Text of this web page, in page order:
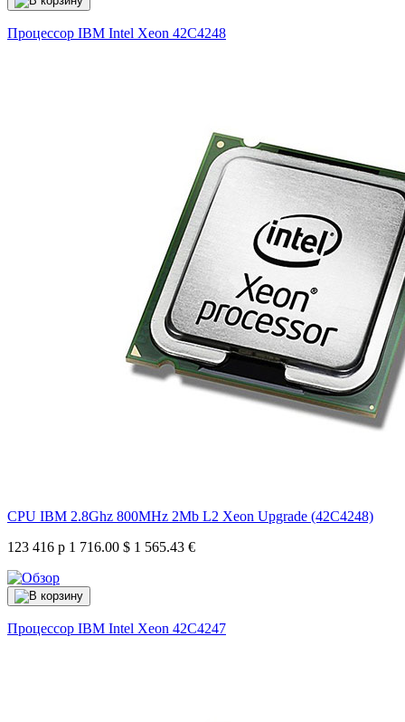
Процессор IBM Intel Xeon 42C4248
CPU IBM 2.8Ghz 800MHz 2Mb L2 Xeon Upgrade (42C4248)
123 416 р 1 716.00 $ 1 565.43 €
Процессор IBM Intel Xeon 42C4247